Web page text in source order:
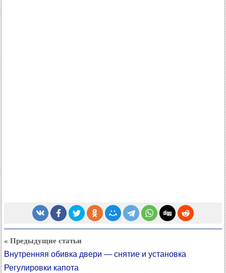
« Предыдущие статьи
Внутренняя обивка двери — снятие и установка
Регулировки капота